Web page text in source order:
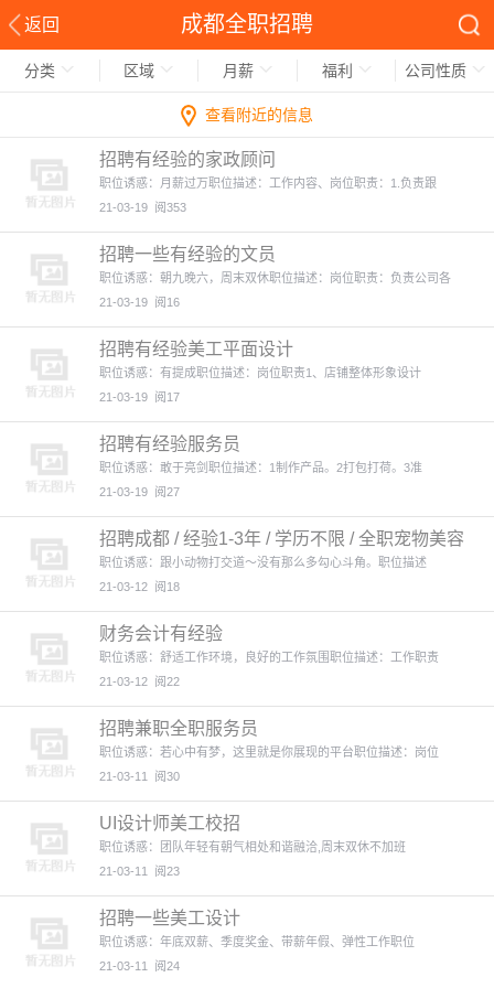
返回 成都全职招聘
分类 区域 月薪 福利 公司性质
查看附近的信息
招聘有经验的家政顾问
职位诱惑：月薪过万职位描述：工作内容、岗位职责：1.负责跟
21-03-19 阅353
招聘一些有经验的文员
职位诱惑：朝九晚六，周末双休职位描述：岗位职责：负责公司各
21-03-19 阅16
招聘有经验美工平面设计
职位诱惑：有提成职位描述：岗位职责1、店铺整体形象设计
21-03-19 阅17
招聘有经验服务员
职位诱惑：敢于亮剑职位描述：1制作产品。2打包打荷。3准
21-03-19 阅27
招聘成都 / 经验1-3年 / 学历不限 / 全职宠物美容
师
职位诱惑：跟小动物打交道～没有那么多勾心斗角。职位描述
21-03-12 阅18
财务会计有经验
职位诱惑：舒适工作环境，良好的工作氛围职位描述：工作职责
21-03-12 阅22
招聘兼职全职服务员
职位诱惑：若心中有梦，这里就是你展现的平台职位描述：岗位
21-03-11
阅30
UI设计师美工校招
职位诱惑：团队年轻有朝气相处和谐融洽,周末双休不加班
21-03-11
阅23
招聘一些美工设计
职位诱惑：年底双薪、季度奖金、带薪年假、弹性工作职位
21-03-11
阅24